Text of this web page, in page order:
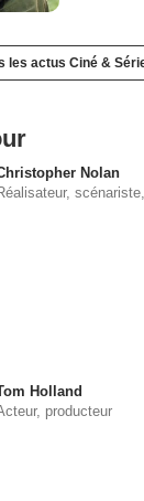
les actus Ciné &
Nolan
Holland
producteur